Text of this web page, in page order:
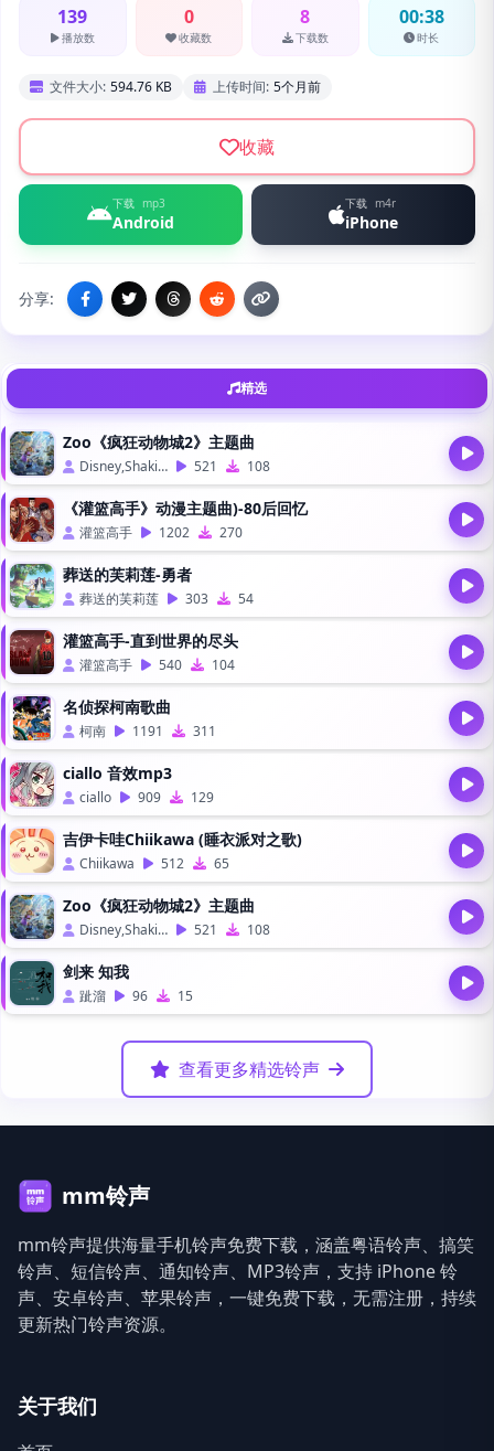
139
播放数
0
收藏数
8
下载数
00:38
时长
文件大小: 594.76 KB 上传时间: 5个月前
收藏
下载 mp3
Android
下载 m4r
iPhone
分享:
精选
Zoo《疯狂动物城2》主题曲
Disney,Shakira 521 108
《灌篮高手》动漫主题曲)-80后回忆
灌篮高手 1202 270
葬送的芙莉莲-勇者
葬送的芙莉莲 303 54
灌篮高手-直到世界的尽头
灌篮高手 540 104
名侦探柯南歌曲
柯南 1191 311
ciallo 音效mp3
ciallo 909 129
吉伊卡哇Chiikawa (睡衣派对之歌)
Chiikawa 512 65
Zoo《疯狂动物城2》主题曲
Disney,Shakira 521 108
剑来 知我
跐溜 96 15
查看更多精选铃声
mm铃声
mm铃声提供海量手机铃声免费下载，涵盖粤语铃声、搞笑
铃声、短信铃声、通知铃声、MP3铃声，支持 iPhone 铃
声、安卓铃声、苹果铃声，一键免费下载，无需注册，持续
更新热门铃声资源。
关于我们